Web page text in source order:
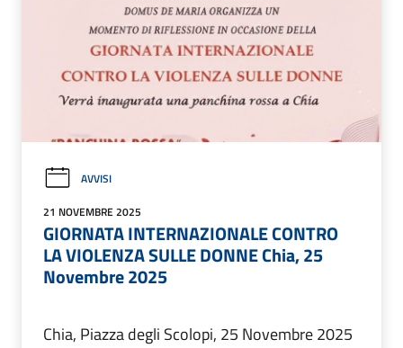
AVVISI
21 NOVEMBRE 2025
GIORNATA INTERNAZIONALE CONTRO
LA VIOLENZA SULLE DONNE Chia, 25
Novembre 2025
Chia, Piazza degli Scolopi, 25 Novembre 2025